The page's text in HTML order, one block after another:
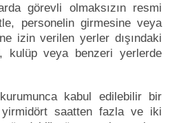
görevli olmaksızın resmi
personelin girmesine veya
izin verilen yerler dışındaki
kulüp veya benzeri yerlerde
kabul edilebilir bir
yirmidört saatten fazla ve iki